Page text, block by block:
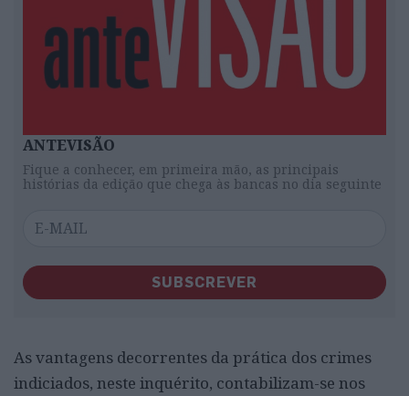
ANTEVISÃO
Fique a conhecer, em primeira mão, as principais
histórias da edição que chega às bancas no dia seguinte
SUBSCREVER
As vantagens decorrentes da prática dos crimes
indiciados, neste inquérito, contabilizam-se nos